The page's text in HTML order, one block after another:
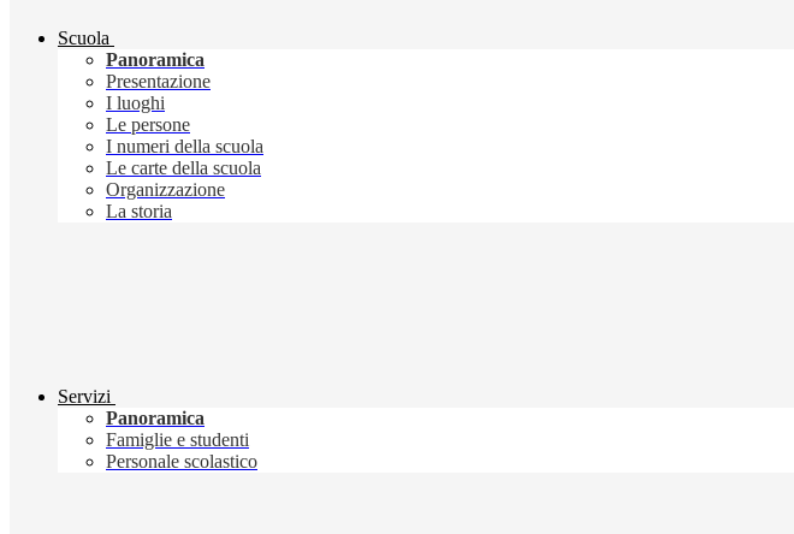
Scuola
Panoramica
Presentazione
I luoghi
Le persone
I numeri della scuola
Le carte della scuola
Organizzazione
La storia
Servizi
Panoramica
Famiglie e studenti
Personale scolastico